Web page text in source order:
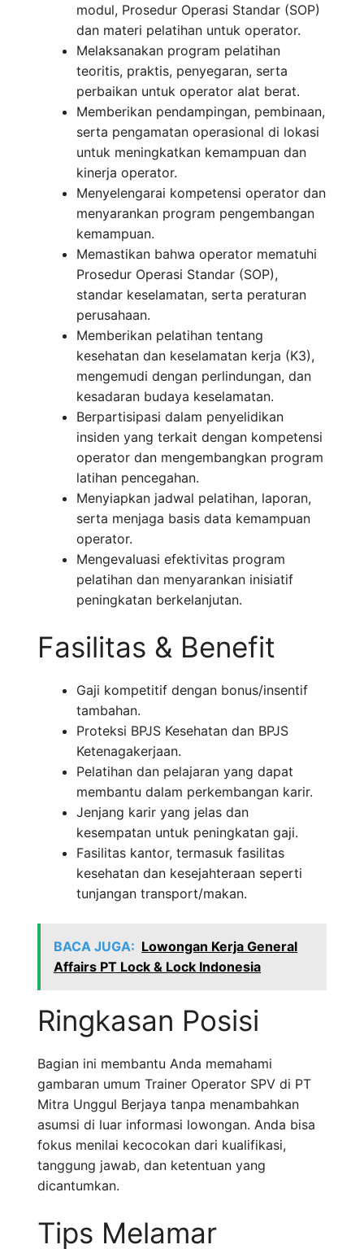
modul, Prosedur Operasi Standar (SOP)
dan materi pelatihan untuk operator.
Melaksanakan program pelatihan
teoritis, praktis, penyegaran, serta
perbaikan untuk operator alat berat.
Memberikan pendampingan, pembinaan,
serta pengamatan operasional di lokasi
untuk meningkatkan kemampuan dan
kinerja operator.
Menyelengarai kompetensi operator dan
menyarankan program pengembangan
kemampuan.
Memastikan bahwa operator mematuhi
Prosedur Operasi Standar (SOP),
standar keselamatan, serta peraturan
perusahaan.
Memberikan pelatihan tentang
kesehatan dan keselamatan kerja (K3),
mengemudi dengan perlindungan, dan
kesadaran budaya keselamatan.
Berpartisipasi dalam penyelidikan
insiden yang terkait dengan kompetensi
operator dan mengembangkan program
latihan pencegahan.
Menyiapkan jadwal pelatihan, laporan,
serta menjaga basis data kemampuan
operator.
Mengevaluasi efektivitas program
pelatihan dan menyarankan inisiatif
peningkatan berkelanjutan.
Fasilitas & Benefit
Gaji kompetitif dengan bonus/insentif
tambahan.
Proteksi BPJS Kesehatan dan BPJS
Ketenagakerjaan.
Pelatihan dan pelajaran yang dapat
membantu dalam perkembangan karir.
Jenjang karir yang jelas dan
kesempatan untuk peningkatan gaji.
Fasilitas kantor, termasuk fasilitas
kesehatan dan kesejahteraan seperti
tunjangan transport/makan.
BACA JUGA: Lowongan Kerja General
Affairs PT Lock & Lock Indonesia
Ringkasan Posisi
Bagian ini membantu Anda memahami
gambaran umum Trainer Operator SPV di PT
Mitra Unggul Berjaya tanpa menambahkan
asumsi di luar informasi lowongan. Anda bisa
fokus menilai kecocokan dari kualifikasi,
tanggung jawab, dan ketentuan yang
dicantumkan.
Tips Melamar